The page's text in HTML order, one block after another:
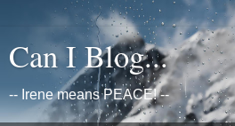
Can I Blog...
-- Irene means PEACE! --